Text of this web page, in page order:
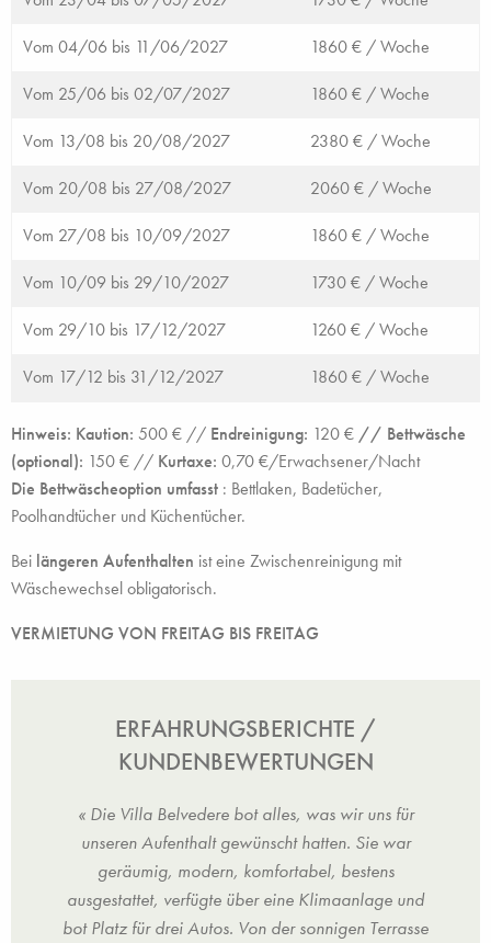
Vom 04/06 bis 11/06/2027 1860 € /Woche
Vom 25/06 bis 02/07/2027 1860 € /Woche
Vom 13/08 bis 20/08/2027 2380 € /Woche
Vom 20/08 bis 27/08/2027 2060 € /Woche
Vom 27/08 bis 10/09/2027 1860 € /Woche
Vom 10/09 bis 29/10/2027 1730 € /Woche
Vom 29/10 bis 17/12/2027 1260 € /Woche
Vom 17/12 bis 31/12/2027 1860 € /Woche
Hinweis: Kaution: 500 € // Endreinigung: 120 € // Bettwäsche
(optional): 150 € // Kurtaxe: 0,70 €/Erwachsener/Nacht
Die Bettwäscheoption umfasst : Bettlaken, Badetücher,
Poolhandtücher und Küchentücher.
Bei längeren Aufenthalten ist eine Zwischenreinigung mit
Wäschewechsel obligatorisch.
VERMIETUNG VON FREITAG BIS FREITAG
ERFAHRUNGSBERICHTE /
KUNDENBEWERTUNGEN
« Die Villa Belvedere bot alles, was wir uns für
unseren Aufenthalt gewünscht hatten. Sie war
geräumig, modern, komfortabel, bestens
ausgestattet, verfügte über eine Klimaanlage und
bot Platz für drei Autos. Von der sonnigen Terrasse